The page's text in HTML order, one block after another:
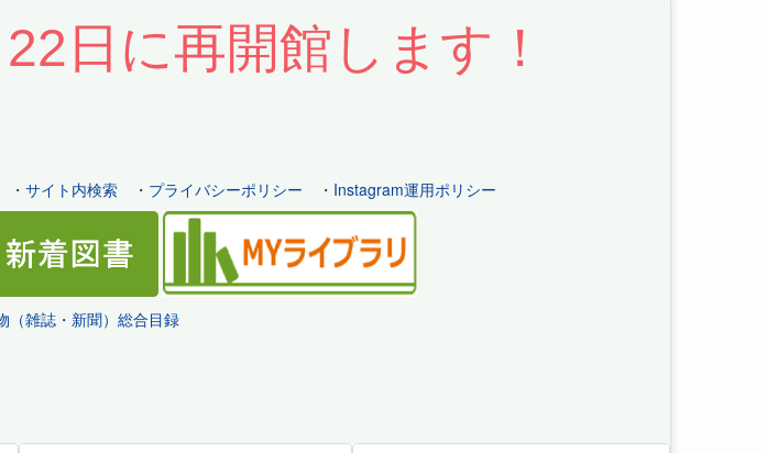
日に再開館します！
・ サイト内検索 ・ プライバシーポリシー ・ Instagram運用ポリシー
（雑誌・新聞）総合目録